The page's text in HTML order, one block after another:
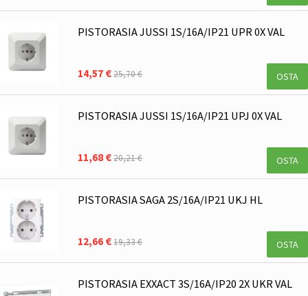
PISTORASIA JUSSI 1S/16A/IP21 UPR 0X VAL
14,57 €25,70 € OSTA
PISTORASIA JUSSI 1S/16A/IP21 UPJ 0X VAL
11,68 €20,21 € OSTA
PISTORASIA SAGA 2S/16A/IP21 UKJ HL
12,66 €19,33 € OSTA
PISTORASIA EXXACT 3S/16A/IP20 2X UKR VAL